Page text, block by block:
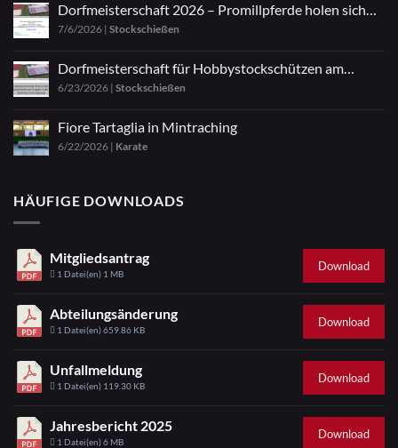
Dorfmeisterschaft 2026 – Promillpferde holen sich
den Titel
7/6/2026 | Stockschießen
Dorfmeisterschaft für Hobbystockschützen am
04.07.2026
6/23/2026 | Stockschießen
Fiore Tartaglia in Mintraching
6/22/2026 | Karate
HÄUFIGE DOWNLOADS
Mitgliedsantrag
1 Datei(en) 1 MB
Download
Abteilungsänderung
1 Datei(en)659.86 KB
Download
Unfallmeldung
1 Datei(en) 119.30 KB
Download
Jahresbericht 2025
1 Datei(en)6 MB
Download